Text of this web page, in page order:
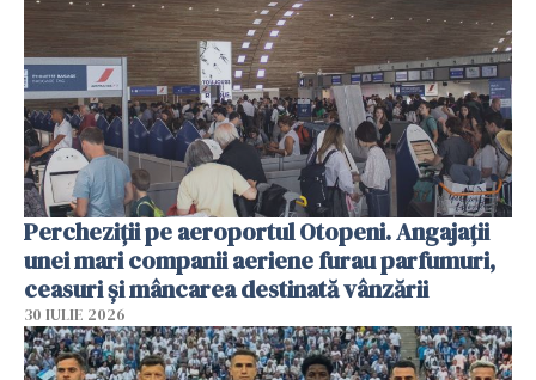
Percheziții pe aeroportul Otopeni. Angajații
unei mari companii aeriene furau parfumuri,
ceasuri și mâncarea destinată vânzării
30 IULIE 2026